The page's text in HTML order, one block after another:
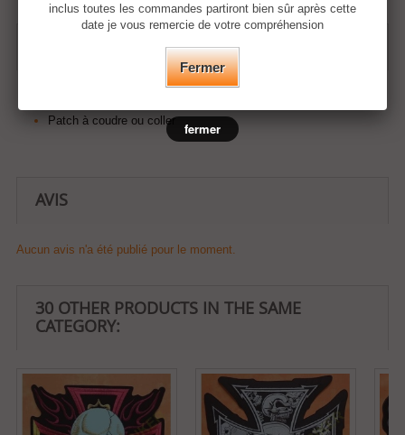
Patch à coudre ou coller
AVIS
Aucun avis n'a été publié pour le moment.
30 OTHER PRODUCTS IN THE SAME
CATEGORY:
inclus toutes les commandes partiront bien sûr après cette
date je vous remercie de votre compréhension
Fermer
fermer